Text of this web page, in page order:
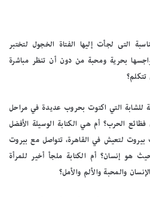
التى لجأت إليها الفتاة الخجول لتختبر
بحرية ومحبة من دون أن تنظر مباشرة
للشابة التي اكتوت بحروب عديدة في مراحل
الحرب؟ أم هي الكتابة الوسيلة الأفضل
بيروت لتعيش في القاهرة، تتواصل مع بيروت
هو إنسان؟ أم الكتابة ملجأ أخير للمرأة
والمحبة والألم والأمل؟